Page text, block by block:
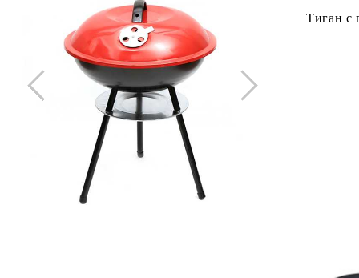
Тиган с гранитено покритие 26см за